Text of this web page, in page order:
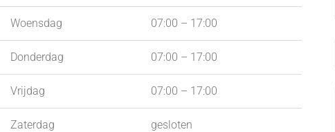
Woensdag 07:00 – 17:00
Donderdag 07:00 – 17:00
Vrijdag 07:00 – 17:00
Zaterdag gesloten